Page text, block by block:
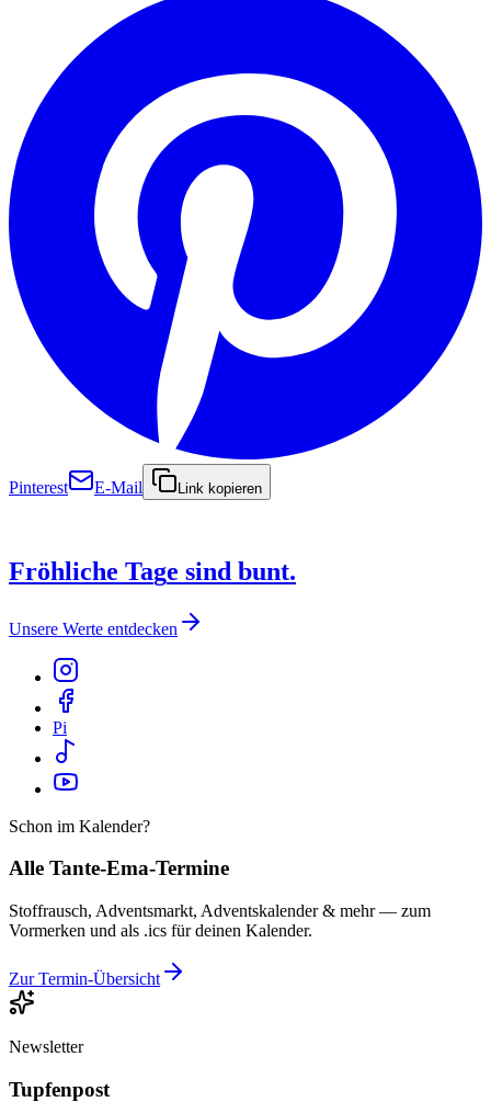
Pinterest E-Mail Link kopieren
Fröhliche Tage sind bunt.
Unsere Werte entdecken
Pi
Schon im Kalender?
Alle Tante-Ema-Termine
Stoffrausch, Adventsmarkt, Adventskalender & mehr — zum
Vormerken und als .ics für deinen Kalender.
Zur Termin-Übersicht
Newsletter
Tupfenpost